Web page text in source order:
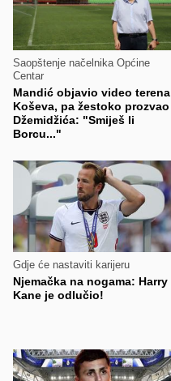
Saopštenje načelnika Općine
Centar
Mandić objavio video terena
Koševa, pa žestoko prozvao
Džemidžića: "Smiješ li
Borcu..."
Gdje će nastaviti karijeru
Njemačka na nogama: Harry
Kane je odlučio!